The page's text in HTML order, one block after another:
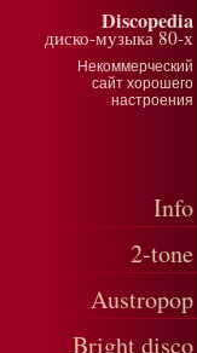
Discopedia
диско-музыка 80-х
Некоммерческий
сайт хорошего
настроения
Info
2-tone
Austropop
Bright disco